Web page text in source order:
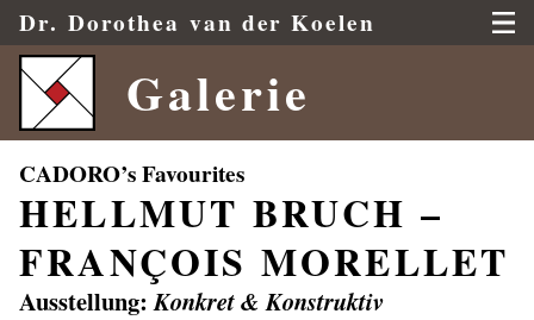
HELLMUT BRUCH –
FRANÇOIS MORELLET
Ausstellung: Konkret & Konstruktiv
Dr. Dorothea van der Koelen
Galerie